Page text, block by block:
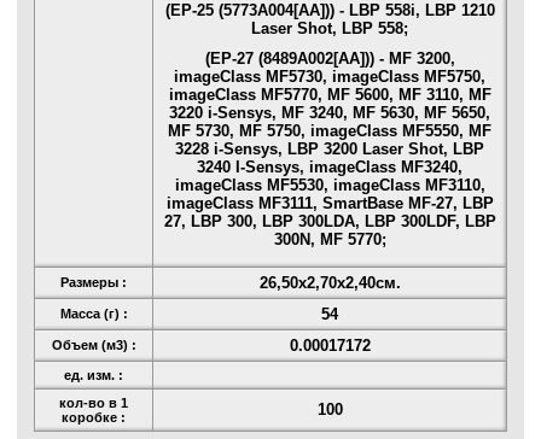
(EP-25 (5773А004[AA])) - LBP 558i, LBP 1210
Laser Shot, LBP 558;
(EP-27 (8489A002[AA])) - MF 3200,
imageClass MF5730, imageClass MF5750,
imageClass MF5770, MF 5600, MF 3110, MF
3220 i-Sensys, MF 3240, MF 5630, MF 5650,
MF 5730, MF 5750, imageClass MF5550, MF
3228 i-Sensys, LBP 3200 Laser Shot, LBP
3240 I-Sensys, imageClass MF3240,
imageClass MF5530, imageClass MF3110,
imageClass MF3111, SmartBase MF-27, LBP
27, LBP 300, LBP 300LDA, LBP 300LDF, LBP
300N, MF 5770;
Размеры : 26,50x2,70x2,40см.
Масса (г) : 54
Объем (м3) : 0.00017172
ед. изм. :
кол-во в 1
коробке :
100